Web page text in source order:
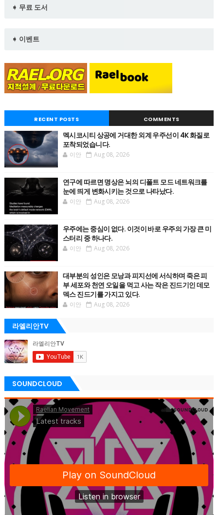
➧ 무료 도서
➧ 이벤트
RECENT POSTS COMMENTS
멕시코시티 상공에 거대한 외계 우주선이 4K 화질로
포착되었습니다.
이안 Aug 08, 2026
연구에 따르면 명상은 뇌의 디폴트 모드 네트워크를
눈에 띄게 변화시키는 것으로 나타났다.
이안 Aug 08, 2026
우주에는 중심이 없다. 이것이 바로 우주의 가장 큰 미
스터리 중 하나다.
이안 Aug 08, 2026
대부분의 성인은 모낭과 피지선에 서식하며 죽은 피
부 세포와 천연 오일을 먹고 사는 작은 진드기인 데모
덱스 진드기를 가지고 있다.
이안 Aug 08, 2026
라엘리안TV
SOUNDCLOUD